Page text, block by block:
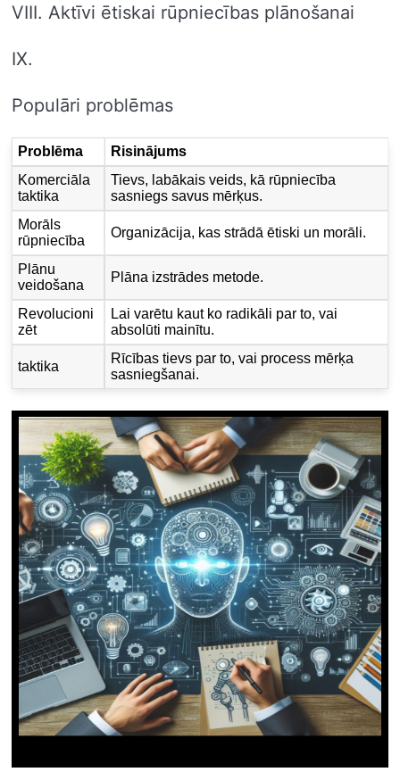
VIII. Aktīvi ētiskai rūpniecības plānošanai
IX.
Populāri problēmas
Problēma
Risinājums
Komerciāla
taktika
Tievs, labākais veids, kā rūpniecība
sasniegs savus mērķus.
Morāls
rūpniecība
Organizācija, kas strādā ētiski un morāli.
Plānu
veidošana
Plāna izstrādes metode.
Revolucioni
zēt
Lai varētu kaut ko radikāli par to, vai
absolūti mainītu.
taktika
Rīcības tievs par to, vai process mērķa
sasniegšanai.